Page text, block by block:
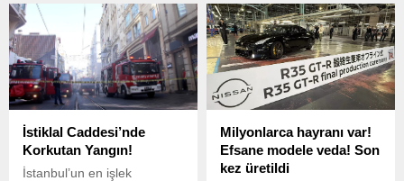
İmamoğlu’nun
tutuklanmasının ardından
Türkiye genelinde
protestolar devam ederken,
ekonomik kriz de
derinleşiyor.
“Yapay Zeka Destekli Adres
Çözümleme Hackathonu”
için başvurular başladı.
İstiklal Caddesi’nde
Korkutan Yangın!
İstanbul’un en işlek
Milyonlarca hayranı var!
Efsane modele veda! Son
kez üretildi